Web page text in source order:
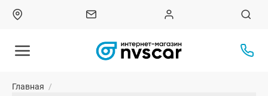
Главная /